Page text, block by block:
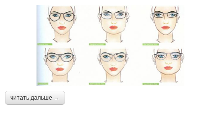
читать дальше →